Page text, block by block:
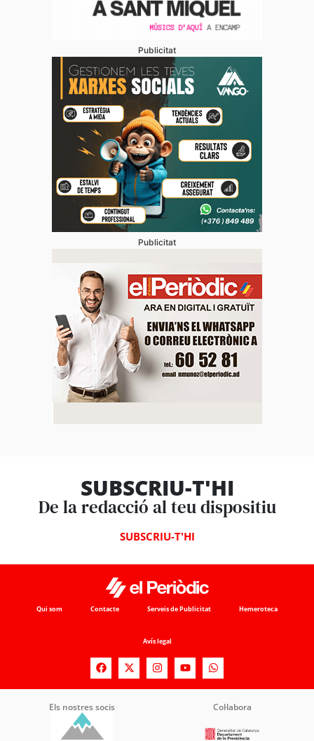
Publicitat
Publicitat
SUBSCRIU-T'HI
De la redacció al teu dispositiu
SUBSCRIU-T'HI
Qui som Contacte Serveis de Publicitat Hemeroteca
Avís legal
Els nostres socis Col·labora